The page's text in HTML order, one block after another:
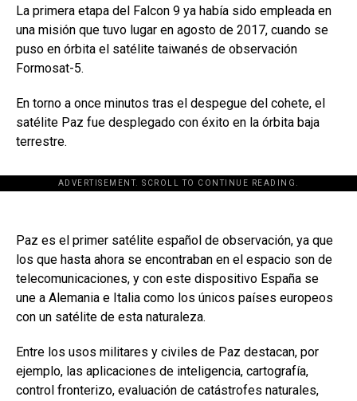
La primera etapa del Falcon 9 ya había sido empleada en
una misión que tuvo lugar en agosto de 2017, cuando se
puso en órbita el satélite taiwanés de observación
Formosat-5.
En torno a once minutos tras el despegue del cohete, el
satélite Paz fue desplegado con éxito en la órbita baja
terrestre.
ADVERTISEMENT. SCROLL TO CONTINUE READING.
Paz es el primer satélite español de observación, ya que
los que hasta ahora se encontraban en el espacio son de
telecomunicaciones, y con este dispositivo España se
une a Alemania e Italia como los únicos países europeos
con un satélite de esta naturaleza.
Entre los usos militares y civiles de Paz destacan, por
ejemplo, las aplicaciones de inteligencia, cartografía,
control fronterizo, evaluación de catástrofes naturales,